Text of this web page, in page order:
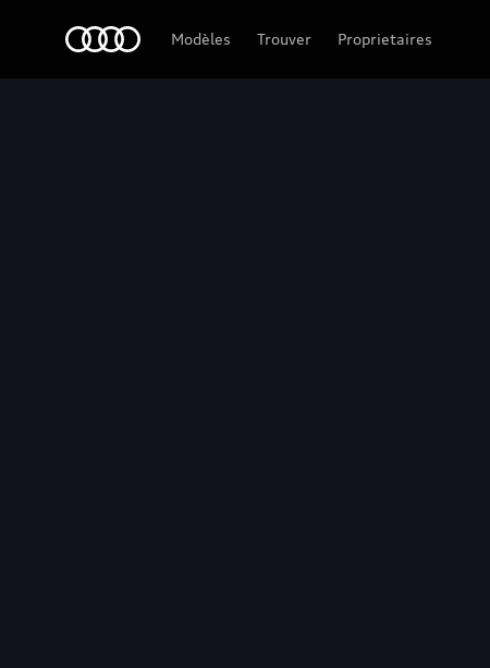
Modèles Trouver Proprietaires